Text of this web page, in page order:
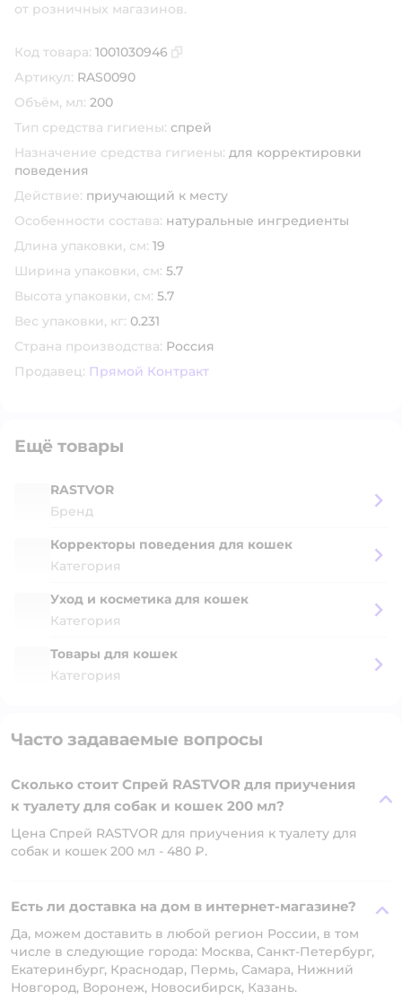
от розничных магазинов.
Код товара: 1001030946
Артикул: RAS0090
Объём, мл: 200
Тип средства гигиены: спрей
Назначение средства гигиены: для корректировки
поведения
Действие: приучающий к месту
Особенности состава: натуральные ингредиенты
Длина упаковки, см: 19
Ширина упаковки, см: 5.7
Высота упаковки, см: 5.7
Вес упаковки, кг: 0.231
Страна производства: Россия
Продавец: Прямой Контракт
Ещё товары
RASTVOR
Бренд
Корректоры поведения для кошек
Категория
Уход и косметика для кошек
Категория
Товары для кошек
Категория
Часто задаваемые вопросы
Сколько стоит Спрей RASTVOR для приучения
к туалету для собак и кошек 200 мл?
Цена Спрей RASTVOR для приучения к туалету для
собак и кошек 200 мл - 480 ₽.
Есть ли доставка на дом в интернет-магазине?
Да, можем доставить в любой регион России, в том
числе в следующие города: Москва, Санкт-Петербург,
Екатеринбург, Краснодар, Пермь, Самара, Нижний
Новгород, Воронеж, Новосибирск, Казань.